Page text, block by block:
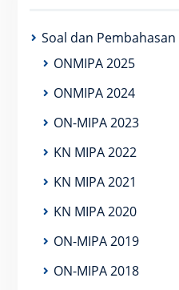
Soal dan Pembahasan
ONMIPA 2025
ONMIPA 2024
ON-MIPA 2023
KN MIPA 2022
KN MIPA 2021
KN MIPA 2020
ON-MIPA 2019
ON-MIPA 2018